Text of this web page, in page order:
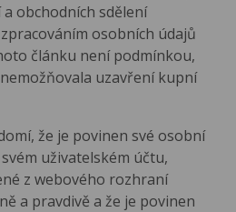
obchodních sdělení
osobních údajů
článku není podmínkou,
uzavření kupní
že je povinen své osobní
uživatelském účtu,
z webového rozhraní
a pravdivě a že je povinen